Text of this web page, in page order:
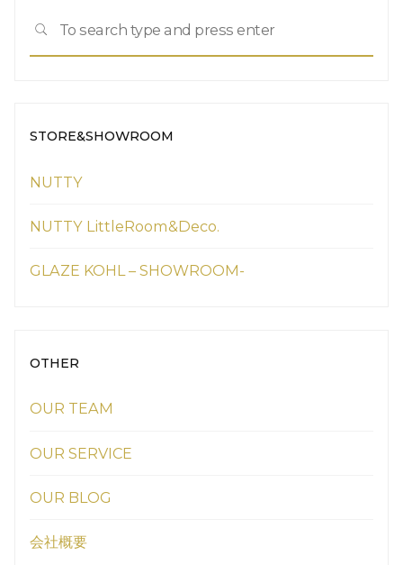
SEARCH
STORE&SHOWROOM
NUTTY
NUTTY LittleRoom&Deco.
GLAZE KOHL – SHOWROOM-
OTHER
OUR TEAM
OUR SERVICE
OUR BLOG
会社概要